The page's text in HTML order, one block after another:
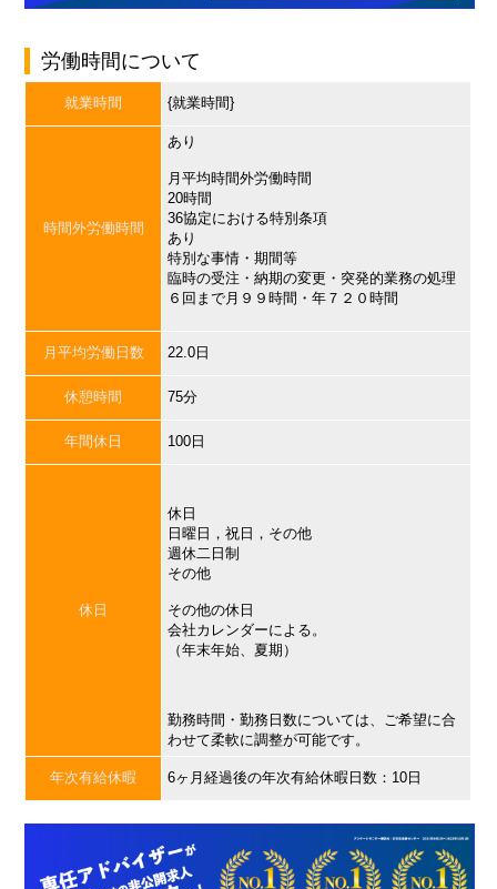
労働時間について
就業時間 {就業時間}
時間外労働時間
あり
月平均時間外労働時間
20時間
36協定における特別条項
あり
特別な事情・期間等
臨時の受注・納期の変更・突発的業務の処理
６回まで月９９時間・年７２０時間
月平均労働日数 22.0日
休憩時間 75分
年間休日 100日
休日
休日
日曜日，祝日，その他
週休二日制
その他
その他の休日
会社カレンダーによる。
（年末年始、夏期）
勤務時間・勤務日数については、ご希望に合
わせて柔軟に調整が可能です。
年次有給休暇 6ヶ月経過後の年次有給休暇日数：10日